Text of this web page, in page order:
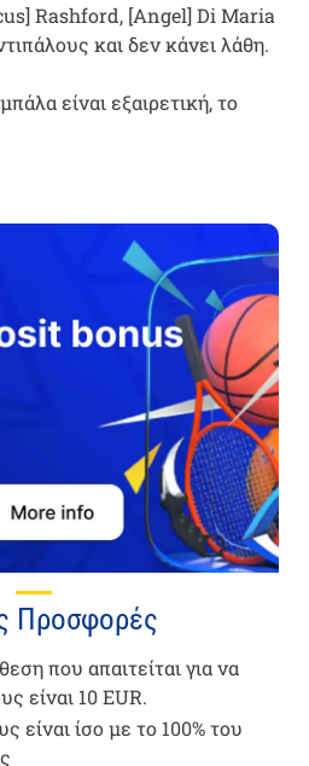
Rashford, [Angel] Di Maria
και δεν κάνει λάθη.
είναι εξαιρετική, το
Προσφορές
που απαιτείται για να
είναι 10 EUR.
είναι ίσο με το 100% του